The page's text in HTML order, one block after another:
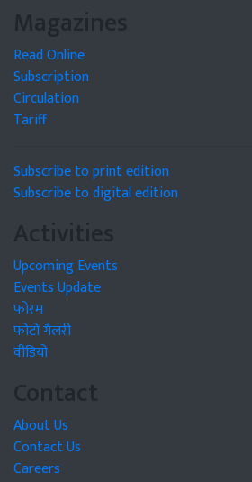
Magazines
Read Online
Subscription
Circulation
Tariff
Subscribe to print edition
Subscribe to digital edition
Activities
Upcoming Events
Events Update
फोरम
फोटो गैलरी
वीडियो
Contact
About Us
Contact Us
Careers